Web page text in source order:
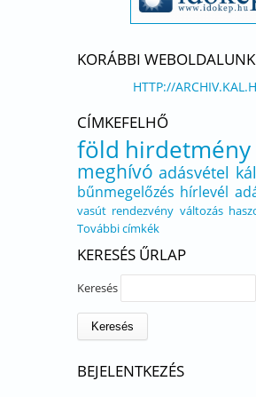
KORÁBBI WEBOLDALUNK
HTTP://
CÍMKEFELHŐ
föld hirdetmény
meghívó adásvétel kál
bűnmegelőzés hírlevél
vasút rendezvény változás
További címkék
KERESÉS ŰRLAP
Keresés
BEJELENTKEZÉS